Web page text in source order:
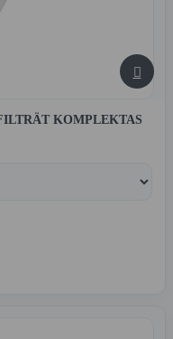

KOMPLEKTAS